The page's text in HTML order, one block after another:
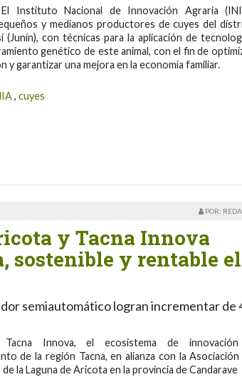
El Instituto Nacional de Innovación Agraria
y medianos productores de cuyes del
(Junín), con técnicas para la aplicación de
genético de este animal, con el fin de
y garantizar una mejora en la economía familiar.
, cuyes
POR:
y Tacna Innova
sostenible y rentable el
semiautomático logran incrementar de
Tacna Innova, el ecosistema de
de la región Tacna, en alianza con la Asociación
la Laguna de Aricota en la provincia de Candarave